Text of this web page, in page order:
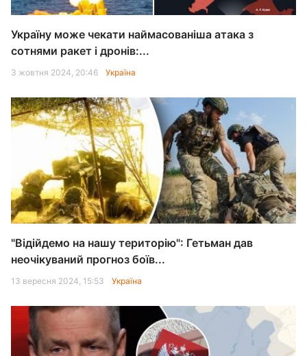
Україну може чекати наймасованіша атака з
сотнями ракет і дронів:...
3 жовтня 2024, 20:46 Україна
"Відійдемо на нашу територію": Гетьман дав
неочікуваний прогноз боїв...
13 вересня 2024, 15:53 Україна